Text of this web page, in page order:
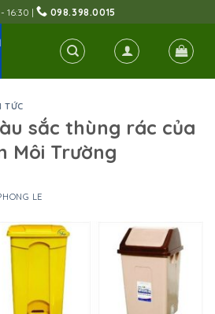
16:30 | 098.398.0015
TỨC
sắc thùng rác của
Môi Trường
LE